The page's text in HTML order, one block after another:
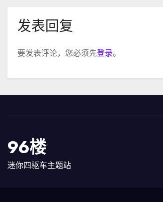
发表回复
要发表评论，您必须先登录。
96楼
迷你四驱车主题站